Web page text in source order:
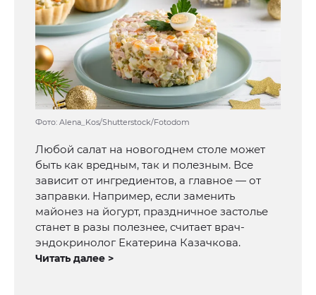
Фото: Alena_Kos/Shutterstock/Fotodom
Любой салат на новогоднем столе может
быть как вредным, так и полезным. Все
зависит от ингредиентов, а главное — от
заправки. Например, если заменить
майонез на йогурт, праздничное застолье
станет в разы полезнее, считает врач-
эндокринолог Екатерина Казачкова.
Читать далее >